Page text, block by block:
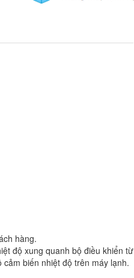
hàng.
độ xung quanh bộ điều khiển từ
biến nhiệt độ trên máy lạnh.